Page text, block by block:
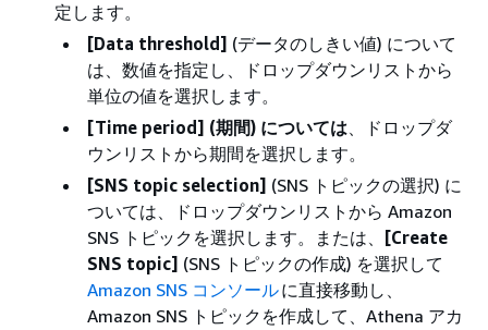
定します。
[Data threshold] (データのしきい値) について
は、数値を指定し、ドロップダウンリストから
単位の値を選択します。
[Time period] (期間) については、ドロップダ
ウンリストから期間を選択します。
[SNS topic selection] (SNS トピックの選択) に
ついては、ドロップダウンリストから Amazon
SNS トピックを選択します。または、
[Create
SNS topic] (SNS トピックの作成) を選択して
Amazon SNS コンソールに直接移動し、
Amazon SNS トピックを作成して、Athena アカ